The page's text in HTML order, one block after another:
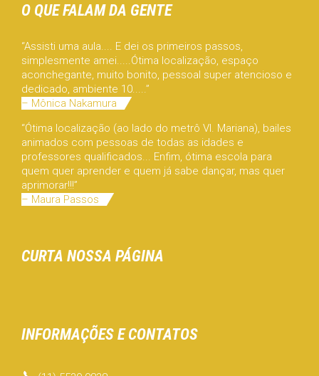
O QUE FALAM DA GENTE
“Assisti uma aula.... E dei os primeiros passos,
simplesmente amei.....Ótima localização, espaço
aconchegante, muito bonito, pessoal super atencioso e
dedicado, ambiente 10.....”
– Mônica Nakamura
“Ótima localização (ao lado do metrô Vl. Mariana), bailes
animados com pessoas de todas as idades e
professores qualificados... Enfim, ótima escola para
quem quer aprender e quem já sabe dançar, mas quer
aprimorar!!!”
– Maura Passos
CURTA NOSSA PÁGINA
INFORMAÇÕES E CONTATOS